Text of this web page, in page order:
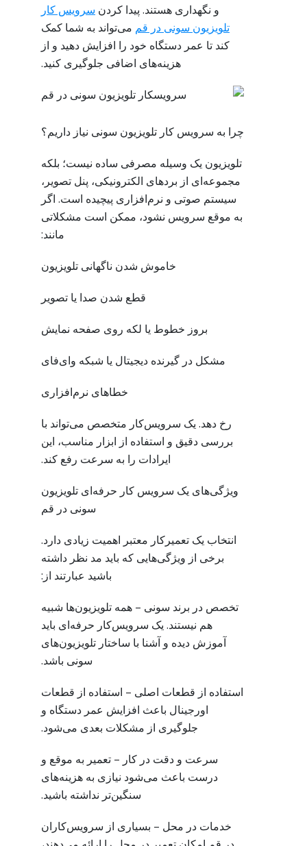
و نگهداری هستند. پیدا کردن سرویس کار
تلویزیون سونی در قم می‌تواند به شما کمک
کند تا عمر دستگاه خود را افزایش دهید و از
هزینه‌های اضافی جلوگیری کنید.
چرا به سرویس کار تلویزیون سونی نیاز داریم؟
تلویزیون یک وسیله مصرفی ساده نیست؛ بلکه
مجموعه‌ای از بردهای الکترونیکی، پنل تصویر،
سیستم صوتی و نرم‌افزاری پیچیده است. اگر
به موقع سرویس نشود، ممکن است مشکلاتی
مانند:
خاموش شدن ناگهانی تلویزیون
قطع شدن صدا یا تصویر
بروز خطوط یا لکه روی صفحه نمایش
مشکل در گیرنده دیجیتال یا شبکه وای‌فای
خطاهای نرم‌افزاری
رخ دهد. یک سرویس‌کار متخصص می‌تواند با
بررسی دقیق و استفاده از ابزار مناسب، این
ایرادات را به سرعت رفع کند.
ویژگی‌های یک سرویس کار حرفه‌ای تلویزیون
سونی در قم
انتخاب یک تعمیرکار معتبر اهمیت زیادی دارد.
برخی از ویژگی‌هایی که باید مد نظر داشته
باشید عبارتند از:
تخصص در برند سونی – همه تلویزیون‌ها شبیه
هم نیستند. یک سرویس‌کار حرفه‌ای باید
آموزش دیده و آشنا با ساختار تلویزیون‌های
سونی باشد.
استفاده از قطعات اصلی – استفاده از قطعات
اورجینال باعث افزایش عمر دستگاه و
جلوگیری از مشکلات بعدی می‌شود.
سرعت و دقت در کار – تعمیر به موقع و
درست باعث می‌شود نیازی به هزینه‌های
سنگین‌تر نداشته باشید.
خدمات در محل – بسیاری از سرویس‌کاران